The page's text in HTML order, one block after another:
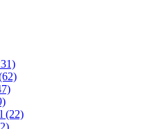
(22)